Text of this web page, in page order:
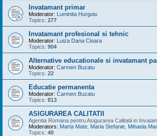
Invatamant primar
Moderator: Luminita Hurgoiu
Topics: 277
Invatamant profesional si tehnic
Moderator: Luiza Dana Cioara
Topics: 904
Alternative educationale si invatamant
Moderator: Carmen Buzatu
Topics: 22
Educatie permanenta
Moderator: Carmen Buzatu
Topics: 813
ASIGURAREA CALITATII
Agentia Romana pentru Asigurarea Calitatii in
Moderators: Marta Mate Maria Stefanie Mihaela
Topics: 40